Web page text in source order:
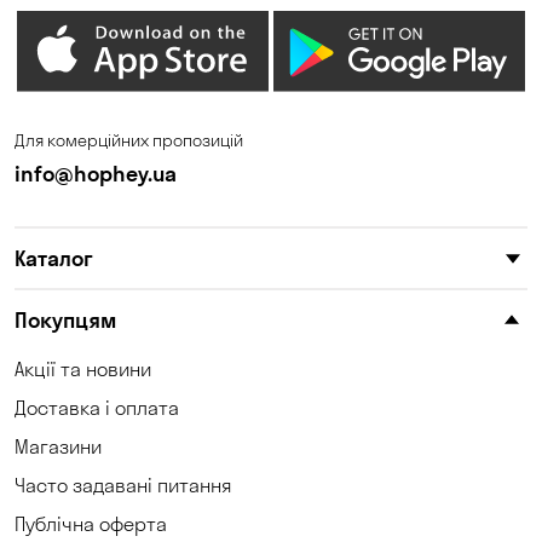
Дніпро Зазим’є
Кам'янське
Корсунці
Коцюбинське
Кривий Ріг
Для комерційних пропозицій
info@hophey.ua
Каталог
Покупцям
Акції та новини
Доставка і оплата
Магазини
Часто задавані питання
Публічна оферта